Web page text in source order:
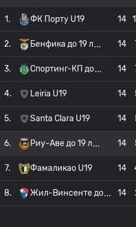
1. ФК Порту U19 14
2. Бенфика до 19 л 14
3. Спортинг-КП до 14
4. Leiria U19 14
5. Santa Clara U19 14
6. Риу-Аве до 19 л 14
7. Фамаликао U19 14
8. Жил-Винсенте до 14